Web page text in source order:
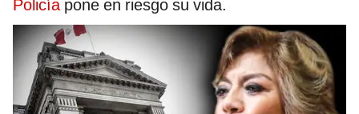
Policíapone en riesgo su vida.